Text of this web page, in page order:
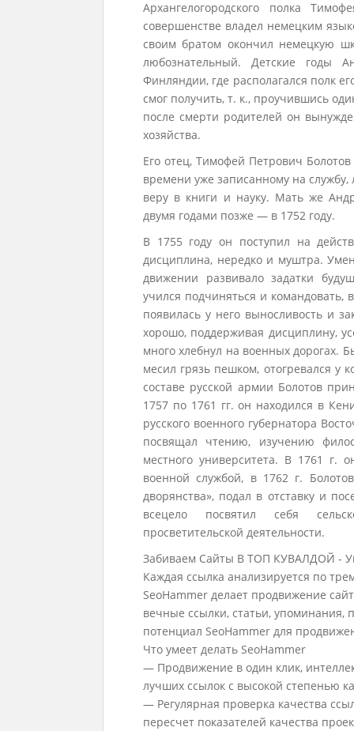
Архангелогородского полка
совершенстве владел немецким
своим братом окончил немецкую
любознательный. Детские годы
Финляндии, где располагался полк
смог получить, т. к., проучившись
после смерти родителей он
хозяйства.
Его отец, Тимофей Петрович
времени уже записанному на службу,
веру в книги и науку. Мать же
двумя годами позже — в 1752 году.
В 1755 году он поступил на
дисциплина, нередко и муштра.
движении развивало задатки
учился подчиняться и
появилась у него выносливость и
хорошо, поддерживая дисциплину,
много хлебнул на военных дорогах.
месил грязь пешком, отогревался у
составе русской армии Болотов
1757 по 1761 гг. он находился в
русского военного губернатора
посвящал чтению, изучению
местного университета. В 1761 г.
военной службой, в 1762 г.
дворянства», подал в отставку и
всецело посвятил себя
просветительской деятельности.
Забиваем Сайты В ТОП КУВАЛДОЙ -
Каждая ссылка анализируется по
SeoHammer делает продвижение
вечные ссылки, статьи, упоминания,
потенциал SeoHammer для
Что умеет делать SeoHammer
— Продвижение в один клик,
лучших ссылок с высокой степенью
— Регулярная проверка качества
пересчет показателей качества